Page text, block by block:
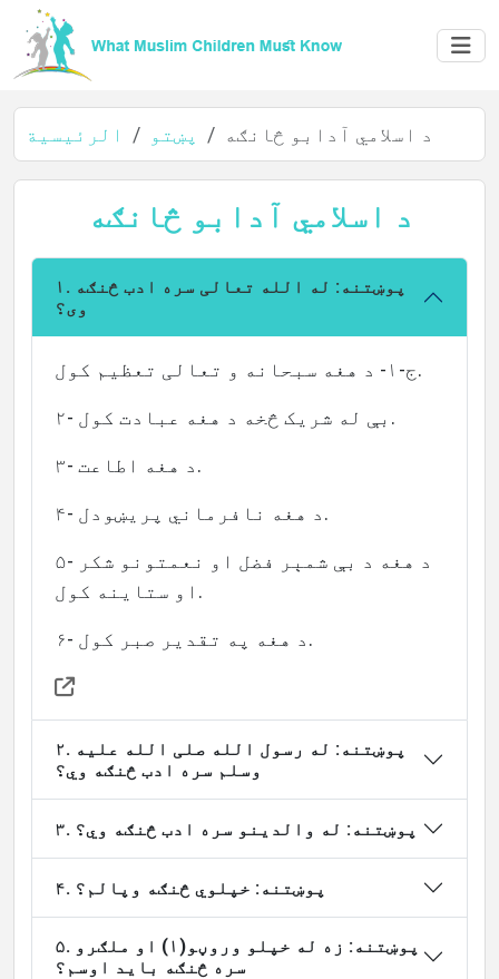
المؤلف
اللغات
الرئيسية پښتو د اسلامي آدابو څانګه
د اسلامي آدابو څانګه
۱. پوښتنه: له الله تعالی سره ادب څنګه
وی؟
ج-۱- د هغه سبحانه و تعالی تعظیم کول.
۲- بې له شريک څخه د هغه عبادت كول.
۳- د هغه اطاعت.
۴- د هغه نافرماني پريښودل.
۵- د هغه د بې شمېر فضل او نعمتونو شکر
او ستاینه کول.
۶- د هغه په تقدیر صبر کول.
۲. پوښتنه: له رسول الله صلی الله علیه
وسلم سره ادب څنګه وي؟
۳. پوښتنه: له والدینو سره ادب څنګه وي؟
۴. پوښتنه: خپلوي څنګه وپالم؟
۵. پوښتنه: زه له خپلو وروڼو(۱) او ملګرو
سره څنګه باید اوسم؟